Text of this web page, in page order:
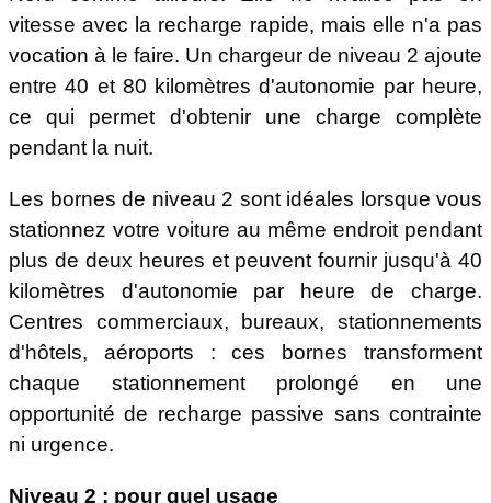
vitesse avec la recharge rapide, mais elle n'a pas
vocation à le faire. Un chargeur de niveau 2 ajoute
entre 40 et 80 kilomètres d'autonomie par heure,
ce qui permet d'obtenir une charge complète
pendant la nuit.
Les bornes de niveau 2 sont idéales lorsque vous
stationnez votre voiture au même endroit pendant
plus de deux heures et peuvent fournir jusqu'à 40
kilomètres d'autonomie par heure de charge.
Centres commerciaux, bureaux, stationnements
d'hôtels, aéroports : ces bornes transforment
chaque stationnement prolongé en une
opportunité de recharge passive sans contrainte
ni urgence.
Niveau 2 : pour quel usage